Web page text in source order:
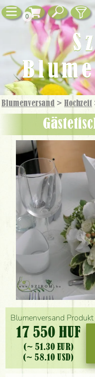
0
Blumenversand > Hochzeit
Blumenversand
17 550 HUF
(~ 51.30 EUR)
(~ 58.10 USD)